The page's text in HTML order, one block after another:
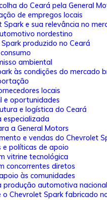
do Ceará pela General
de empregos locais
e sua relevância no
nordestino
produzido no Ceará
ambiental
às condições do mercado
locais
e oportunidades
e logística do Ceará
especializada
a General Motors
e vendas do Chevrolet
e políticas de apoio
vitrine tecnológica
concorrentes diretos
às comunidades
produção automotiva nacional
o Chevrolet Spark fabricado